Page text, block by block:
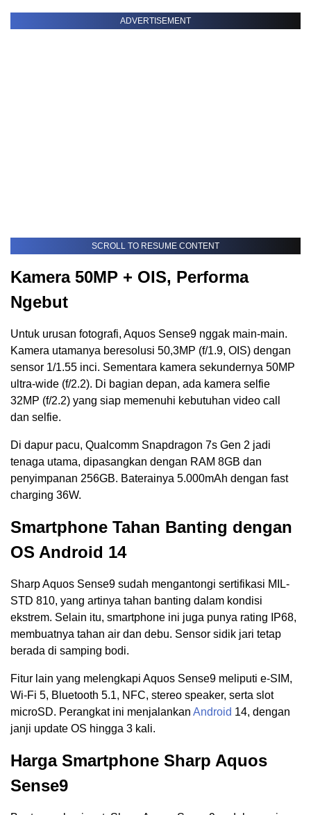
ADVERTISEMENT
SCROLL TO RESUME CONTENT
Kamera 50MP + OIS, Performa
Ngebut
Untuk urusan fotografi, Aquos Sense9 nggak main-main.
Kamera utamanya beresolusi 50,3MP (f/1.9, OIS) dengan
sensor 1/1.55 inci. Sementara kamera sekundernya 50MP
ultra-wide (f/2.2). Di bagian depan, ada kamera selfie
32MP (f/2.2) yang siap memenuhi kebutuhan video call
dan selfie.
Di dapur pacu, Qualcomm Snapdragon 7s Gen 2 jadi
tenaga utama, dipasangkan dengan RAM 8GB dan
penyimpanan 256GB. Baterainya 5.000mAh dengan fast
charging 36W.
Smartphone Tahan Banting dengan
OS Android 14
Sharp Aquos Sense9 sudah mengantongi sertifikasi MIL-
STD 810, yang artinya tahan banting dalam kondisi
ekstrem. Selain itu, smartphone ini juga punya rating IP68,
membuatnya tahan air dan debu. Sensor sidik jari tetap
berada di samping bodi.
Fitur lain yang melengkapi Aquos Sense9 meliputi e-SIM,
Wi-Fi 5, Bluetooth 5.1, NFC, stereo speaker, serta slot
microSD. Perangkat ini menjalankan Android 14, dengan
janji update OS hingga 3 kali.
Harga Smartphone Sharp Aquos
Sense9